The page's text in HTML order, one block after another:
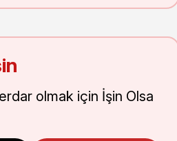
olmak için İşin Olsa